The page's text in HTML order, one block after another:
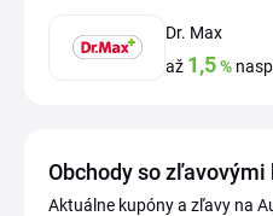
Dr. Max
až 1,5%
Obchody so zľavovými
Aktuálne kupóny a zľavy na